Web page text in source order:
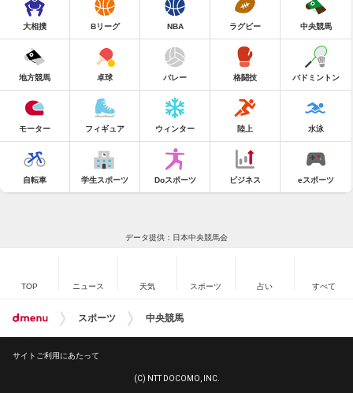
大相撲 Bリーグ NBA ラグビー 中央競馬
地方競馬 卓球 バレー 格闘技 バドミントン
モーター フィギュア ウィンター 陸上 水泳
自転車 学生スポーツ Doスポーツ ビジネス eスポーツ
データ提供：日本中央競馬会
TOP ニュース 天気 スポーツ 占い すべて
スポーツ 中央競馬
サイトご利用にあたって
(C) NTT DOCOMO, INC.